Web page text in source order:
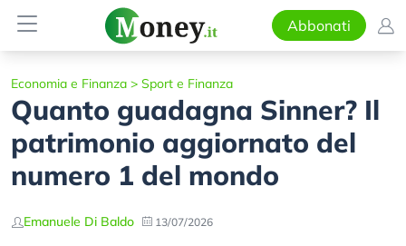
Abbonati
Economia e Finanza > Sport e Finanza
Quanto guadagna Sinner? Il
patrimonio aggiornato del
numero 1 del mondo
Emanuele Di Baldo 13/07/2026